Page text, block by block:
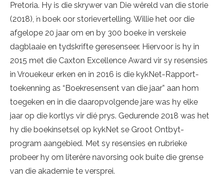
Pretoria. Hy is die skrywer van Die wêreld van die storie
(2018), ŉ boek oor storievertelling. Willie het oor die
afgelope 20 jaar om en by 300 boeke in verskeie
dagblaaie en tydskrifte geresenseer. Hiervoor is hy in
2015 met die Caxton Excellence Award vir sy resensies
in Vrouekeur erken en in 2016 is die kykNet-Rapport-
toekenning as “Boekresensent van die jaar” aan hom
toegeken en in die daaropvolgende jare was hy elke
jaar op die kortlys vir dié prys. Gedurende 2018 was het
hy die boekinsetsel op kykNet se Groot Ontbyt-
program aangebied. Met sy resensies en rubrieke
probeer hy om literêre navorsing ook buite die grense
van die akademie te versprei.